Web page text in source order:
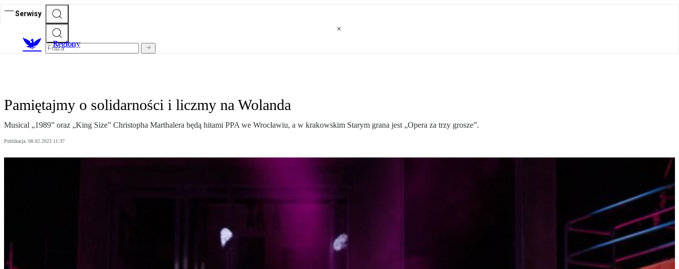
Serwisy
Regiony
Pamiętajmy o solidarności i liczmy na Wolanda
Musical „1989” oraz „King Size” Christopha Marthalera będą hitami PPA we Wrocławiu, a w krakowskim Starym grana jest „Opera za trzy grosze”.
Publikacja: 08.02.2023 11:37